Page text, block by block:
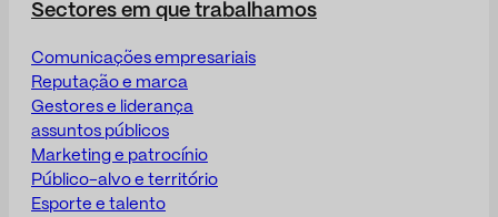
Sectores em que trabalhamos
Comunicações empresariais
Reputação e marca
Gestores e liderança
assuntos públicos
Marketing e patrocínio
Público-alvo e território
Esporte e talento